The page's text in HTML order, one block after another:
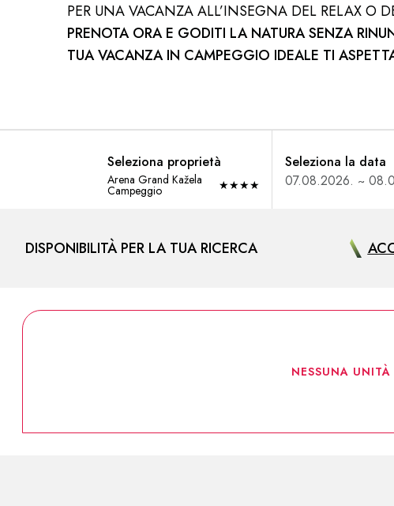
PER UNA VACANZA ALL’INSEGNA DEL RELAX O
PRENOTA ORA E GODITI LA NATURA SENZA
TUA VACANZA IN CAMPEGGIO IDEALE TI
Seleziona proprietà
Arena Grand Kažela
Campeggio ★★★★
Seleziona la data
DISPONIBILITÀ PER LA TUA RICERCA
NESSUNA